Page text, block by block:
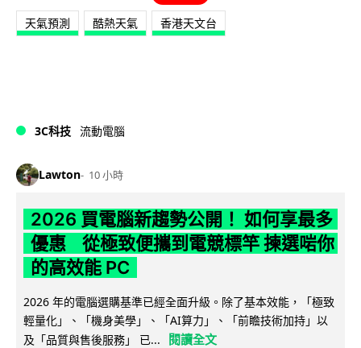
天氣預測 酷熱天氣 香港天文台
3C科技 流動電腦
Lawton 10 小時
2026 買電腦新趨勢公開！ 如何享最多
優惠 從極致便攜到電競標竿 揀選啱你
的高效能 PC
2026 年的電腦選購基準已經全面升級。除了基本效能，「極致
輕量化」、「機身美學」、「AI算力」、「前瞻技術加持」以
及「品質與售後服務」 已...
閱讀全文